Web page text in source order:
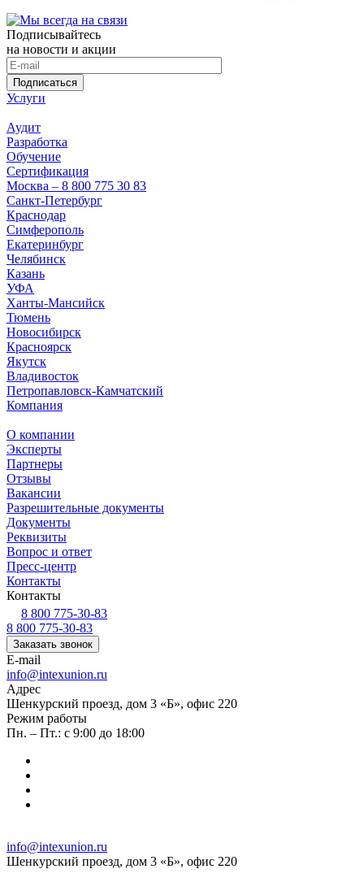
Подписывайтесь
на новости и акции
Подписаться
Услуги
Аудит
Разработка
Обучение
Сертификация
Москва – 8 800 775 30 83
Санкт-Петербург
Краснодар
Симферополь
Екатеринбург
Челябинск
Казань
УФА
Ханты-Мансийск
Тюмень
Новосибирск
Красноярск
Якутск
Владивосток
Петропавловск-Камчатский
Компания
О компании
Эксперты
Партнеры
Отзывы
Вакансии
Разрешительные документы
Документы
Реквизиты
Вопрос и ответ
Пресс-центр
Контакты
Контакты
8 800 775-30-83
8 800 775-30-83
Заказать звонок
E-mail
info@intexunion.ru
Адрес
Шенкурский проезд, дом 3 «Б», офис 220
Режим работы
Пн. – Пт.: с 9:00 до 18:00
info@intexunion.ru
Шенкурский проезд, дом 3 «Б», офис 220